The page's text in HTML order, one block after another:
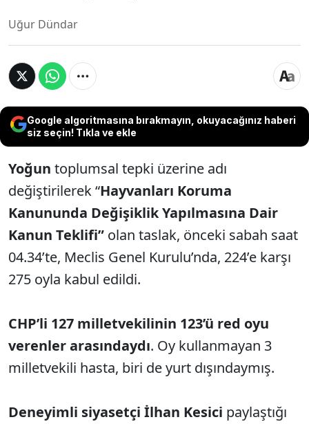
Uğur Dündar
Google algoritmasına bırakmayın, okuyacağınız haberi
siz seçin! Tıkla ve ekle
Yoğun toplumsal tepki üzerine adı
değiştirilerek “Hayvanları Koruma
Kanununda Değişiklik Yapılmasına Dair
Kanun Teklifi” olan taslak, önceki sabah saat
04.34’te, Meclis Genel Kurulu’nda, 224’e karşı
275 oyla kabul edildi.
CHP’li 127 milletvekilinin 123’ü red oyu
verenler arasındaydı. Oy kullanmayan 3
milletvekili hasta, biri de yurt dışındaymış.
Deneyimli siyasetçi İlhan Kesici paylaştığı